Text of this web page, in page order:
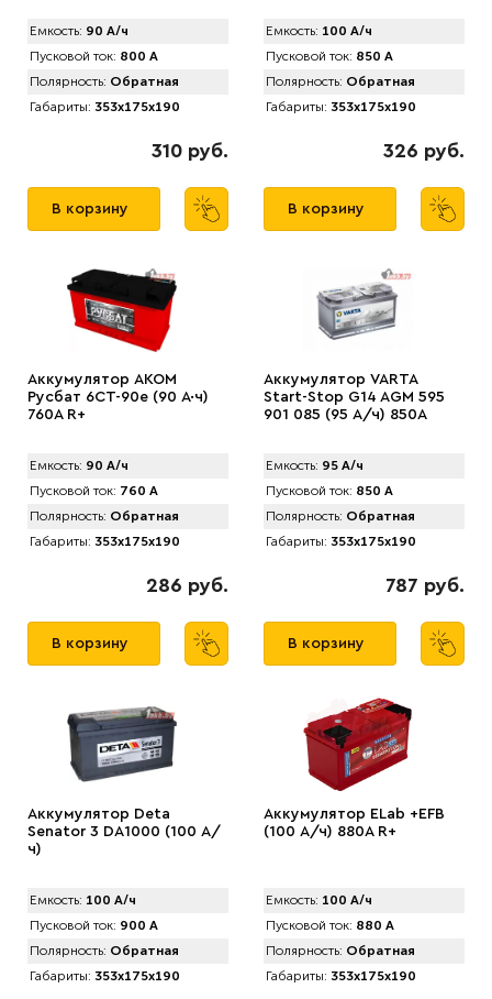
Емкость: 90 А/ч
Пусковой ток: 800 А
Полярность: Обратная
Габариты: 353x175x190
310 руб.
В корзину
Емкость: 100 А/ч
Пусковой ток: 850 А
Полярность: Обратная
Габариты: 353x175x190
326 руб.
В корзину
Аккумулятор AKOM
Русбат 6СТ-90е (90 А·ч)
760A R+
Емкость: 90 А/ч
Пусковой ток: 760 А
Полярность: Обратная
Габариты: 353x175x190
286 руб.
В корзину
Аккумулятор VARTA
Start-Stop G14 AGM 595
901 085 (95 А/ч) 850А
Емкость: 95 А/ч
Пусковой ток: 850 А
Полярность: Обратная
Габариты: 353x175x190
787 руб.
В корзину
Аккумулятор Deta
Senator 3 DA1000 (100 А/
ч)
Емкость: 100 А/ч
Пусковой ток: 900 А
Полярность: Обратная
Габариты: 353x175x190
Аккумулятор ELab +EFB
(100 А/ч) 880A R+
Емкость: 100 А/ч
Пусковой ток: 880 А
Полярность: Обратная
Габариты: 353x175x190